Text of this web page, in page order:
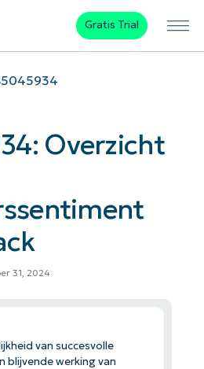
Gratis Trial
Overzicht
31, 2024
van succesvolle
blijvende werking van